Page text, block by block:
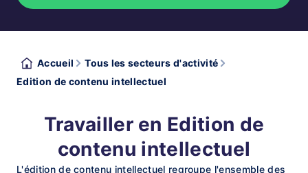
Accueil
Tous les secteurs d'activité
Edition de contenu intellectuel
Travailler en Edition de
contenu intellectuel
L'édition de contenu intellectuel regroupe l'ensemble des